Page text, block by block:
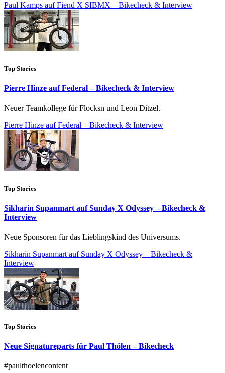
Paul Kamps auf Fiend X SIBMX – Bikecheck & Interview
Top Stories
Pierre Hinze auf Federal – Bikecheck & Interview
Neuer Teamkollege für Flocksn und Leon Ditzel.
Pierre Hinze auf Federal – Bikecheck & Interview
Top Stories
Sikharin Supanmart auf Sunday X Odyssey – Bikecheck &
Interview
Neue Sponsoren für das Lieblingskind des Universums.
Sikharin Supanmart auf Sunday X Odyssey – Bikecheck &
Interview
Top Stories
Neue Signatureparts für Paul Thölen – Bikecheck
#paulthoelencontent